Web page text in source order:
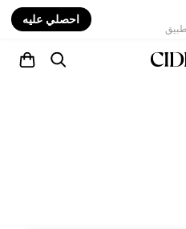
احصلي عليه